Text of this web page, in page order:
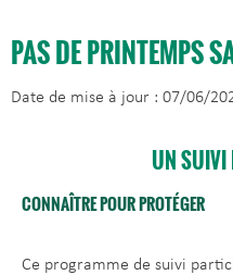
PAS DE PRINTEMPS
Date de mise à jour : 07/06/
UN SUIVI
CONNAÎTRE POUR PROTÉGER
Ce programme de suivi